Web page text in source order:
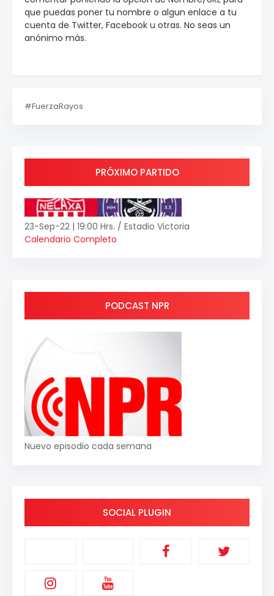
que puedas poner tu nombre o algun enlace a tu
cuenta de Twitter, Facebook u otras. No seas un
anónimo más.
#FuerzaRayos
PRÓXIMO PARTIDO
23-Sep-22 | 19:00 Hrs. / Estadio Victoria
Calendario Completo
PODCAST NPR
Nuevo episodio cada semana
SOCIAL PLUGIN